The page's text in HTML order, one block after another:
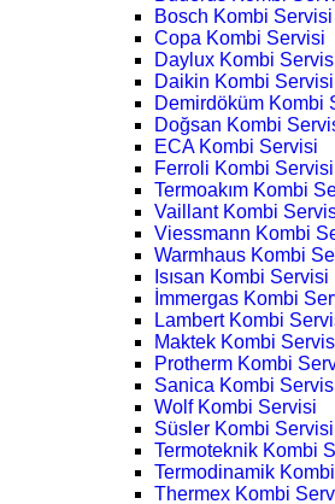
Bosch Kombi Servisi
Copa Kombi Servisi
Daylux Kombi
Daikin Kombi Servisi
Demirdöküm Kombi
Doğsan Kombi
ECA Kombi Servisi
Ferroli Kombi Servisi
Termoakım Kombi
Vaillant Kombi
Viessmann Kombi
Warmhaus Kombi
Isısan Kombi Servisi
İmmergas Kombi
Lambert Kombi
Maktek Kombi
Protherm Kombi
Sanica Kombi
Wolf Kombi Servisi
Süsler Kombi Servisi
Termoteknik Kombi
Termodinamik
Thermex Kombi